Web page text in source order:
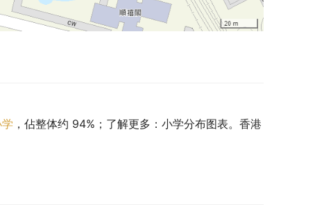
，佔整体约 94%；了解更多：小学分布图表。香港